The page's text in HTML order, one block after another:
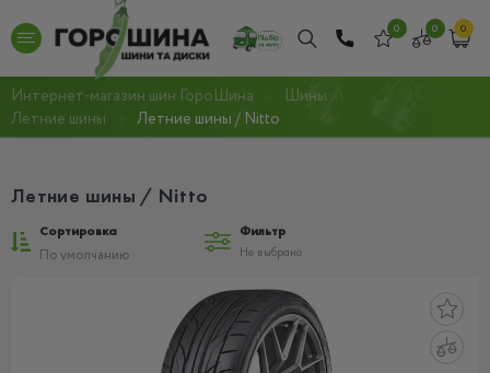
0 0 0
Интернет-магазин шин ГороШина
Шины
Летние шины
Летние шины / Nitto
Летние шины / Nitto
Сортировка
Фильтр
Не выбрано